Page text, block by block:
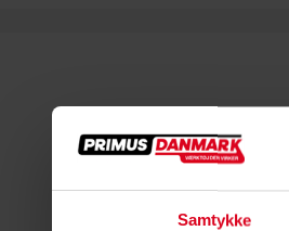
Samtykke